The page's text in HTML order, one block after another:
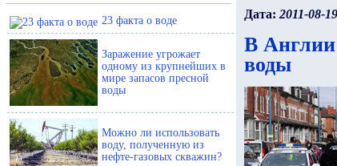
23 факта о воде
Заражение угрожает
одному из крупнейших в
мире запасов пресной
воды
Можно ли использовать
воду, полученную из
нефте-газовых скважин?
Дата: 2011-08-19
В
воды